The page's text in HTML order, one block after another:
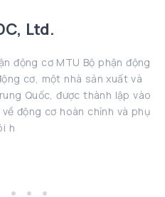
Ltd.
động cơ MTU Bộ phận động
cơ, một nhà sản xuất và
Quốc, được thành lập vào
động cơ hoàn chỉnh và phụ
h